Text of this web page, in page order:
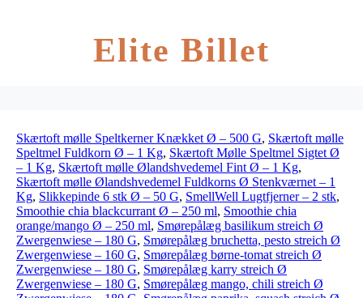
Elite Billet
Skærtoft mølle Speltkerner Knækket Ø – 500 G, Skærtoft mølle
Speltmel Fuldkorn Ø – 1 Kg, Skærtoft Mølle Speltmel Sigtet Ø
– 1 Kg, Skærtoft mølle Ølandshvedemel Fint Ø – 1 Kg,
Skærtoft mølle Ølandshvedemel Fuldkorns Ø Stenkværnet – 1
Kg, Slikkepinde 6 stk Ø – 50 G, SmellWell Lugtfjerner – 2 stk,
Smoothie chia blackcurrant Ø – 250 ml, Smoothie chia
orange/mango Ø – 250 ml, Smørepålæg basilikum streich Ø
Zwergenwiese – 180 G, Smørepålæg bruchetta, pesto streich Ø
Zwergenwiese – 160 G, Smørepålæg børne-tomat streich Ø
Zwergenwiese – 180 G, Smørepålæg karry streich Ø
Zwergenwiese – 180 G, Smørepålæg mango, chili streich Ø